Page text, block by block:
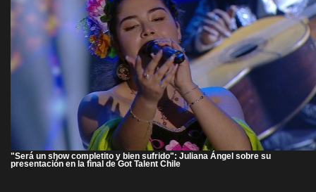
"Será un show completito y bien sufrido": Juliana Ángel sobre su
presentación en la final de Got Talent Chile